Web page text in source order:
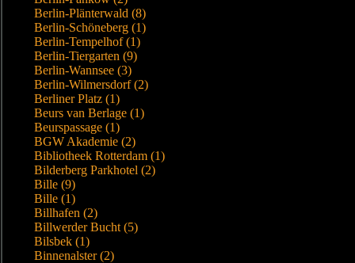
Berlin-Plänterwald (8)
Berlin-Schöneberg (1)
Berlin-Tempelhof (1)
Berlin-Tiergarten (9)
Berlin-Wannsee (3)
Berlin-Wilmersdorf (2)
Berliner Platz (1)
Beurs van Berlage (1)
Beurspassage (1)
BGW Akademie (2)
Bibliotheek Rotterdam (1)
Bilderberg Parkhotel (2)
Bille (9)
Bille (1)
Billhafen (2)
Billwerder Bucht (5)
Bilsbek (1)
Binnenalster (2)